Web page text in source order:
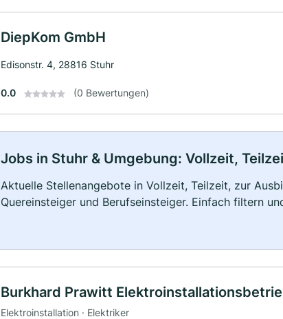
DiepKom GmbH
Edisonstr. 4, 28816 Stuhr
0.0 (0 Bewertungen)
Jobs in Stuhr & Umgebung: Vollzeit,
Aktuelle Stellenangebote in Vollzeit, Teilzeit, zur
Quereinsteiger und Berufseinsteiger. Einfach filtern
Burkhard Prawitt
Elektroinstallation · Elektriker